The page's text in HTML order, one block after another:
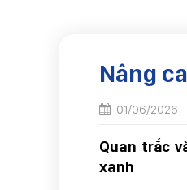
Nâng
01/06/2026
Quan trắc
xanh